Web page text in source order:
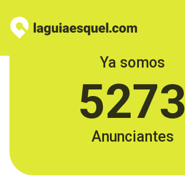
Ya somos
5273
Anunciantes